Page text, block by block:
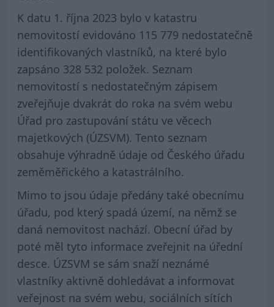
K datu 1. října 2023 bylo v katastru
nemovitostí evidováno 115 779 nedostatečně
identifikovaných vlastníků, na které bylo
zapsáno 328 532 položek. Seznam
nemovitostí s nedostatečným zápisem
zveřejňuje dvakrát do roka na svém webu
Úřad pro zastupování státu ve věcech
majetkových (ÚZSVM). Tento seznam
obsahuje výhradně údaje od Českého úřadu
zeměměřického a katastrálního.
Mimo to jsou údaje předány také obecnímu
úřadu, pod který spadá území, na němž se
daná nemovitost nachází. Obecní úřad by
poté měl tyto informace zveřejnit na úřední
desce. ÚZSVM se sám snaží neznámé
vlastníky aktivně dohledávat a informovat
veřejnost na svém webu, sociálních sítích